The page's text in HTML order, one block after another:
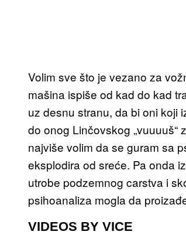
Volim sve što je vezano za
mašina ispiše od kad do kad
uz desnu stranu, da bi oni koji
do onog Linčovskog
najviše volim da se guram sa
eksplodira od sreće. Pa onda
utrobe podzemnog carstva i
psihoanaliza mogla da
VIDEOS BY VICE